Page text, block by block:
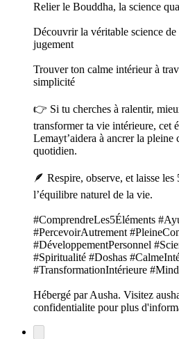
Relier le Bouddha, la science
Découvrir la véritable science de
jugement
Trouver ton calme intérieur à
simplicité
👉 Si tu cherches à ralentir,
transformer ta vie intérieure, cet
Lemayt’aidera à ancrer la pleine
quotidien.
🪶 Respire, observe, et laisse les
l’équilibre naturel de la vie.
#ComprendreLes5Éléments
#PercevoirAutrement
#DéveloppementPersonnel
#Spiritualité #Doshas
#TransformationIntérieure
Hébergé par Ausha. Visitez
confidentialite pour plus